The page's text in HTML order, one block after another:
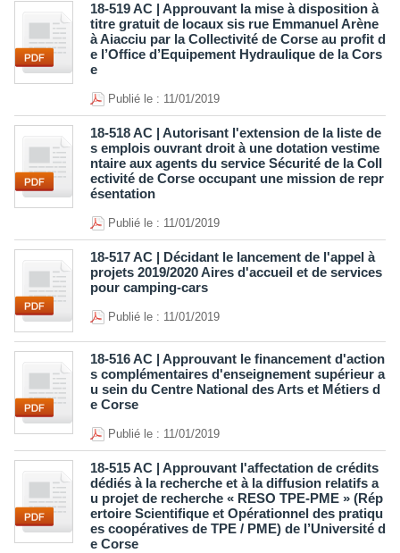
18-519 AC | Approuvant la mise à disposition à
titre gratuit de locaux sis rue Emmanuel Arène
à Aiacciu par la Collectivité de Corse au profit d
e l’Office d’Equipement Hydraulique de la Cors
e
Publié le : 11/01/2019
18-518 AC | Autorisant l'extension de la liste de
s emplois ouvrant droit à une dotation vestime
ntaire aux agents du service Sécurité de la Coll
ectivité de Corse occupant une mission de repr
ésentation
Publié le : 11/01/2019
18-517 AC | Décidant le lancement de l'appel à
projets 2019/2020 Aires d'accueil et de services
pour camping-cars
Publié le : 11/01/2019
18-516 AC | Approuvant le financement d'action
s complémentaires d'enseignement supérieur a
u sein du Centre National des Arts et Métiers d
e Corse
Publié le : 11/01/2019
18-515 AC | Approuvant l'affectation de crédits
dédiés à la recherche et à la diffusion relatifs a
u projet de recherche « RESO TPE-PME » (Rép
ertoire Scientifique et Opérationnel des pratiqu
es coopératives de TPE / PME) de l’Université d
e Corse